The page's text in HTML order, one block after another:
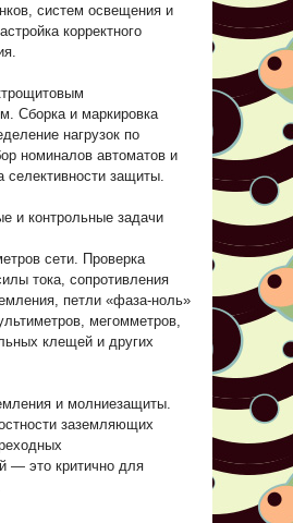
систем освещения и
корректного
Сборка и маркировка
нагрузок по
номиналов автоматов и
селективности защиты.
и контрольные задачи
сети. Проверка
тока, сопротивления
петли «фаза‑ноль»
мегомметров,
клещей и других
и молниезащиты.
заземляющих
— это критично для